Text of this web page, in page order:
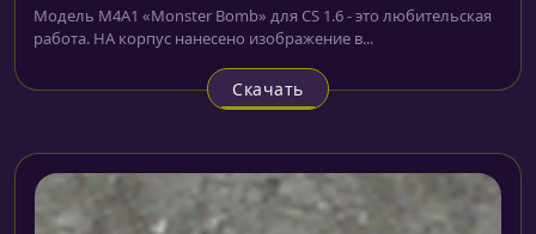
Модель M4A1 «Monster Bomb» для CS 1.6 - это любительская
работа. НА корпус нанесено изображение в...
Скачать